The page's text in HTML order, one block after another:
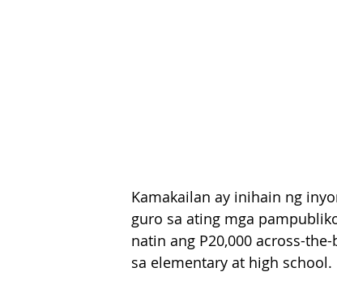
Kamakailan ay inihain ng
guro sa ating mga
natin ang P20,000 across-
sa elementary at high school.